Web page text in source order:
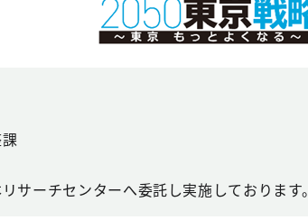
サーチセンターへ委託し実施しております。